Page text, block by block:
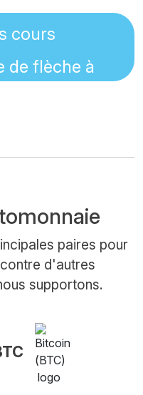
cours
paires pour
d'autres
supportons.